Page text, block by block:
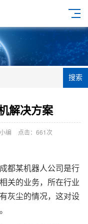
搜索
解决方案
编 点击： 661次
某机器人公司是行
关的业务，所在行业
灰尘的情况，这对设